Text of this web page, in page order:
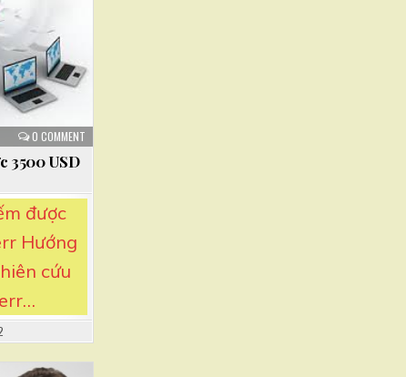
0 COMMENT
3500 USD
được
Hướng
cứu